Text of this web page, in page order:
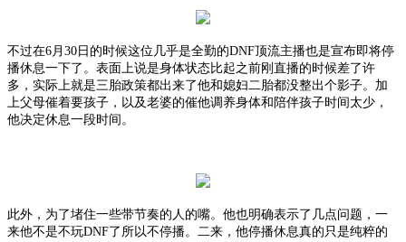
不过在6月30日的时候这位几乎是全勤的DNF顶流主播也是宣布即将停
播休息一下了。表面上说是身体状态比起之前刚直播的时候差了许
多，实际上就是三胎政策都出来了他和媳妇二胎都没整出个影子。加
上父母催着要孩子，以及老婆的催他调养身体和陪伴孩子时间太少，
他决定休息一段时间。
此外，为了堵住一些带节奏的人的嘴。他也明确表示了几点问题，一
来他不是不玩DNF了所以不停播。二来，他停播休息真的只是纯粹的